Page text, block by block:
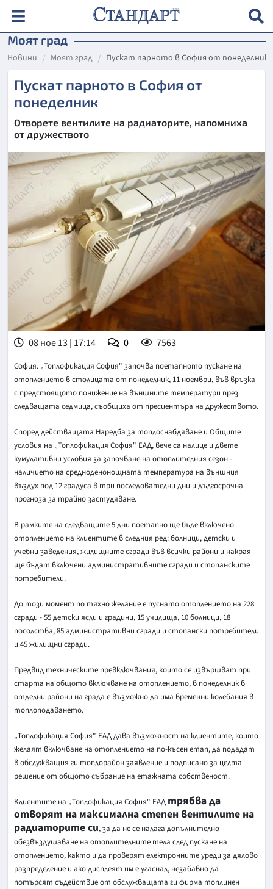
Моят град
Новини Моят град Пускат парното в София от понеделник
Пускат парното в София от
понеделник
Отворете вентилите на радиаторите, напомниха
от дружеството
08 ное 13 | 17:14 0 7563
София. „Топлофикация София" започва поетапното пускане на
отоплението в столицата от понеделник, 11 ноември, във връзка
с предстоящото понижение на външните температури през
следващата седмица, съобщиха от пресцентъра на дружеството.
Според действащата Наредба за топлоснабдяване и Общите
условия на „Топлофикация София" ЕАД, вече са налице и двете
кумулативни условия за започване на отоплителния сезон -
наличието на средноденонощната температура на външния
въздух под 12 градуса в три последователни дни и дългосрочна
прогноза за трайно застудяване.
В рамките на следващите 5 дни поетапно ще бъде включено
отоплението на клиентите в следния ред: болници, детски и
учебни заведения, жилищните сгради във всички райони и накрая
ще бъдат включени административните сгради и стопанските
потребители.
До този момент по тяхно желание е пуснато отоплението на 228
сгради - 55 детски ясли и градини, 15 училища, 10 болници, 18
посолства, 85 административни сгради и стопански потребители
и 45 жилищни сгради.
Предвид техническите превключвания, които се извършват при
старта на общото включване на отоплението, в понеделник в
отделни райони на града е възможно да има временни колебания в
топлоподаването.
„Топлофикация София" ЕАД дава възможност на клиентите, които
желаят включване на отоплението на по-късен етап, да подадат
в обслужващия ги топлорайон заявление и подписано за целта
решение от общото събрание на етажната собственост.
Клиентите на „Топлофикация София" ЕАД трябва да
отворят на максимална степен вентилите на
радиаторите си, за да не се налага допълнително
обезвъздушаване на отоплителните тела след пускане на
отоплението, както и да проверят електронните уреди за дялово
разпределение и ако дисплеят им е угаснал, незабавно да
потърсят съдействие от обслужващата ги фирма топлинен